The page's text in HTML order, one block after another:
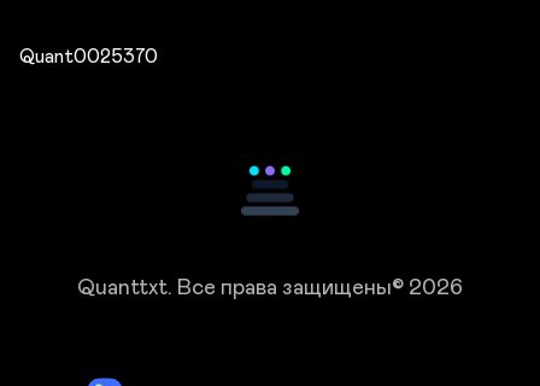
Quant0025370
Quanttxt. Все права защищены© 2026